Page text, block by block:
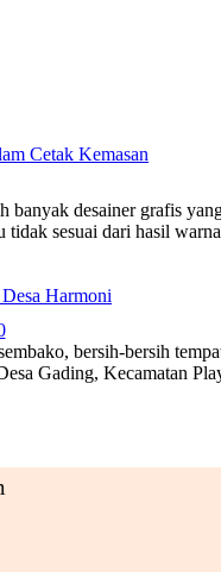
Cetak Kemasan
desainer grafis
sesuai dari hasil
Harmoni
bersih-bersih
Gading, Kecamatan